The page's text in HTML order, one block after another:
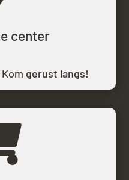
center
gerust langs!